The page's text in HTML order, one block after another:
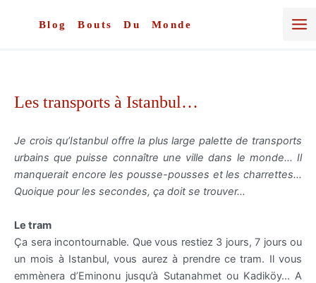
Blog Bouts Du Monde
Les transports à Istanbul…
Je croisqu’Istanbuloffre la plus large palette de transports
urbains que puisse connaître une ville dans le monde… Il
manquerait encore les pousse-pousses et les charrettes…
Quoique pour les secondes, ça doit se trouver…
Le tram
Ça sera incontournable. Que vous restiez 3 jours, 7 jours ou
un mois à Istanbul, vous aurez à prendre ce tram. Il vous
emmènera d’Eminonu jusqu’à Sutanahmetou Kadiköy… A